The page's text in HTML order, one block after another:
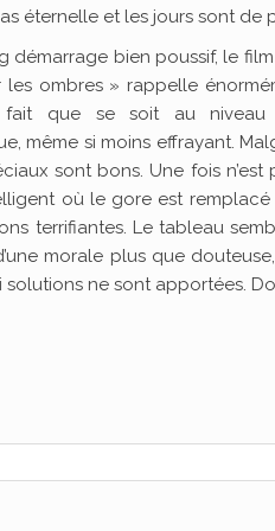
éternelle et les jours sont de
démarrage bien poussif, le
ombres » rappelle
fait que se soit au
même si moins effrayant.
sont bons. Une fois n’est
où le gore est
terrifiantes. Le tableau
morale plus que
ne sont apportées.